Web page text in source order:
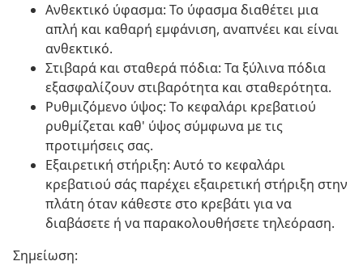
Ανθεκτικό ύφασμα: Το ύφασμα διαθέτει μια
απλή και καθαρή εμφάνιση, αναπνέει και είναι
ανθεκτικό.
Στιβαρά και σταθερά πόδια: Τα ξύλινα πόδια
εξασφαλίζουν στιβαρότητα και σταθερότητα.
Ρυθμιζόμενο ύψος: Το κεφαλάρι κρεβατιού
ρυθμίζεται καθ' ύψος σύμφωνα με τις
προτιμήσεις σας.
Εξαιρετική στήριξη: Αυτό το κεφαλάρι
κρεβατιού σάς παρέχει εξαιρετική στήριξη στην
πλάτη όταν κάθεστε στο κρεβάτι για να
διαβάσετε ή να παρακολουθήσετε τηλεόραση.
Σημείωση: